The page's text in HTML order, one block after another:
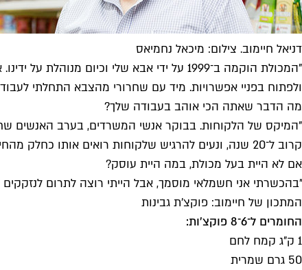
דניאל חיימוב. צילום: מיכאל נחמיאס
"המכולת הוקמה ב־1999 על ידי אבא שלי
ולפתוח בפניי אפשרויות. מיד עם שחרורי מהצבא התחלתי
מה הדבר שאתה הכי אוהב בעבודה שלך?
"המיקס של הלקוחות. בבוקר אנשי המשרדים, בערב האנשים
קרוב ל־20 שנה, ונעים להרגיש שלקוחות רואים אותו כחלק מהחיים שלהם – אם מדובר בילדים של השכנים שעושים לעצמם חשבון בקופה ואם בהזמנה שקיבלתי מלקוחה להיות עד בכתובה שלה".
אם לא היית בעל מכולת, במה היית עוסק?
"בהכשרתי אני חשמלאי מוסמך, אבל הייתי רוצה לתרום
המתכון של חיימוב: פוקצ'ת גבינות
החומרים ל־6־8 פוקצ'ות:
1 ק"ג קמח לחם
50 גרם שמרית